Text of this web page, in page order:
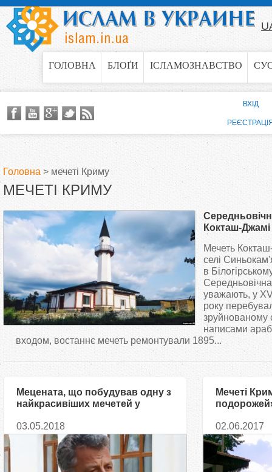
Jump to navigation
ГОЛОВНА БЛОҐИ ІСЛАМОЗНАВСТВО
В
и
т
у
Головна > мечеті Криму
МЕЧЕТІ КРИМУ
Кокташ-
життя
жителя
Мечеть
селі
в
уважають, у
року
зруйнованому
написами
входом, востаннє мечеть ремонтували 1895...
Мецената, що побудував одну з
найкрасивіших мечетей у
окупаційна влада
03.05.2018
Мечеті
02.06.2017
ВХІД